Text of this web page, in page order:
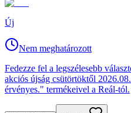
Új
Nem meghatározott
Fedezze fel a legszélesebb
akciós újság csütörtöktől
érvényes." termékeivel a Reál-tól.